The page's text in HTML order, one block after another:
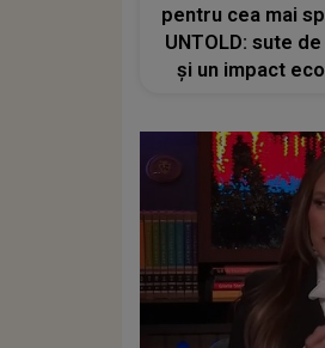
pentru cea mai
UNTOLD: sute
și un impact